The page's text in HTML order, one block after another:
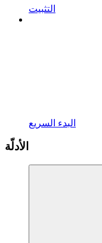
التثبيت
البدء السريع
الأدلّة